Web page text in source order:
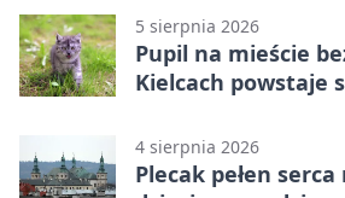
5 sierpnia 2026
Pupil na mieście
Kielcach powstaje
4 sierpnia 2026
Plecak pełen